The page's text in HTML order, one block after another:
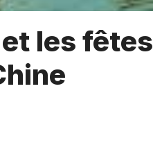
les fêtes